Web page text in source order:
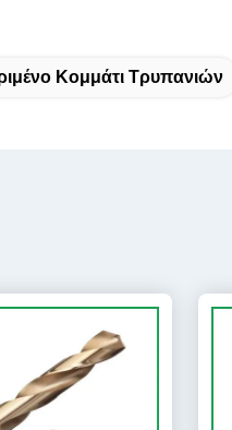
Κομμάτι Τρυπανιών